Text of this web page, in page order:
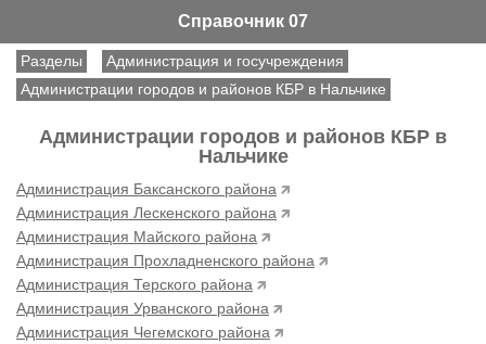
Справочник 07
Разделы
Администрация и госучреждения
Администрации городов и районов КБР в Нальчике
Администрации городов и районов КБР в
Нальчике
Администрация Баксанского района
Администрация Лескенского района
Администрация Майского района
Администрация Прохладненского района
Администрация Терского района
Администрация Урванского района
Администрация Чегемского района